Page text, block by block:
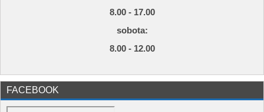
8.00 - 17.00
sobota:
8.00 - 12.00
FACEBOOK